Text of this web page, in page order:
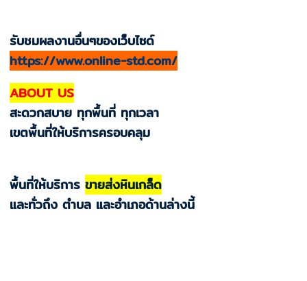
รับชมผลงานอื่นๆของเว็บไซด์
https://www.online-std.com/
ABOUT US
สะดวกสบาย ทุกพื้นที่ ทุกเวลา
เขตพื้นที่ให้บริการครอบคลุม
พื้นที่ให้บริการขายส่งหินเกล็ด
และทั่วถึง ตำบล และอำเภอด้านล่างนี้